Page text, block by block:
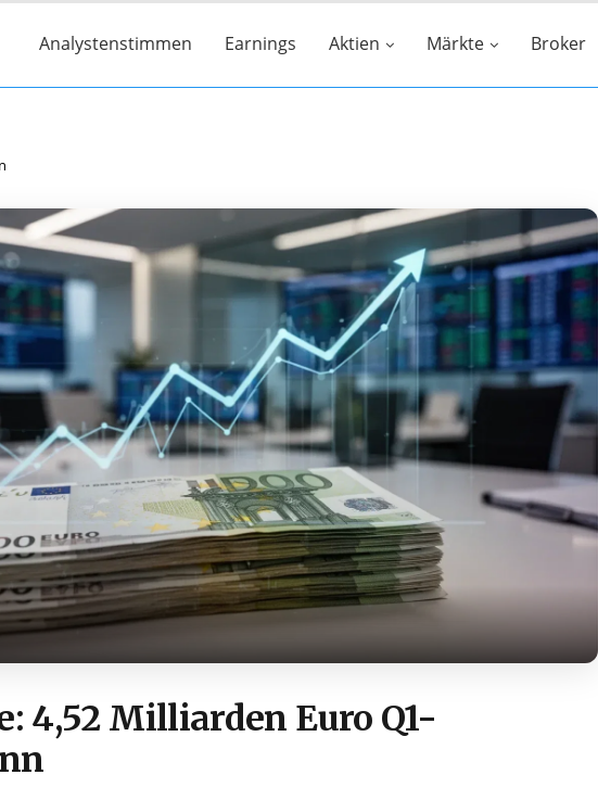
Analystenstimmen Earnings Aktien Märkte Broker
4,52 Milliarden Euro Q1-